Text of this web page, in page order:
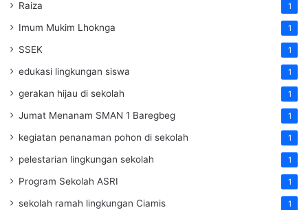
Raiza 1
Imum Mukim Lhoknga 1
SSEK 1
edukasi lingkungan siswa 1
gerakan hijau di sekolah 1
Jumat Menanam SMAN 1 Baregbeg 1
kegiatan penanaman pohon di sekolah 1
pelestarian lingkungan sekolah 1
Program Sekolah ASRI 1
sekolah ramah lingkungan Ciamis 1